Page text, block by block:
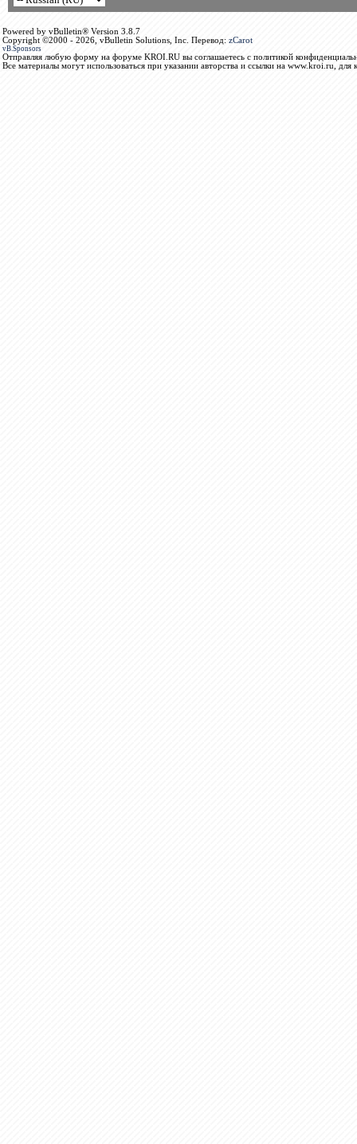
Powered by vBulletin® Version 3.8.7
Copyright ©2000 - 2026, vBulletin Solutions, Inc. Перевод: zCarot
vB.Sponsors
Отправляя любую форму на форуме KROI.RU вы соглашаетесь с политикой
Все материалы могут использоваться при указании авторства и ссылки на www.kroi.ru, для